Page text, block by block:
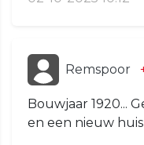
Remspoor
Bouwjaar 1920...
en een nieuw